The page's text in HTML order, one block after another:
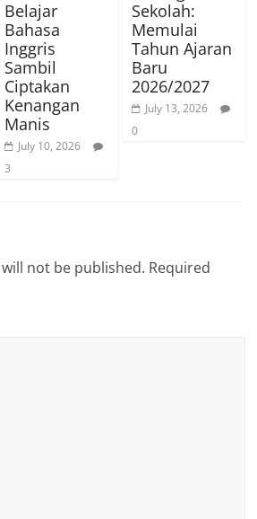
Belajar
Bahasa
Inggris
Sambil
Ciptakan
Kenangan
Manis
July 10, 2026
3
Sekolah:
Memulai
Tahun Ajaran
Baru
2026/2027
July 13, 2026
0
not be published. Required